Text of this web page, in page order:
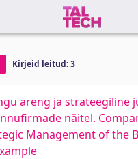
Kirjeid leitud: 3
areng ja strateegiline
näitel.
Management of the